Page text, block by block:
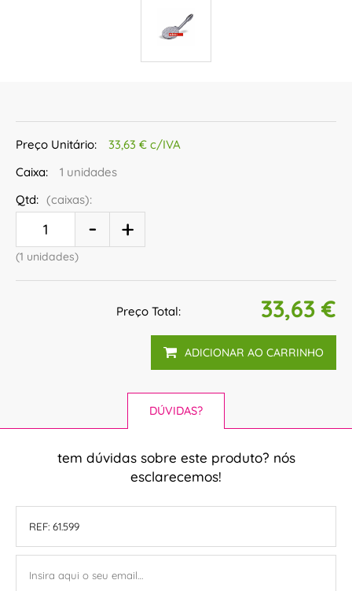
Preço Unitário:
33,63 € c/IVA
Caixa:
1 unidades
Qtd: (caixas):
(1 unidades)
Preço Total: 33,63 €
ADICIONAR AO CARRINHO
DÚVIDAS?
tem dúvidas sobre este produto? nós
esclarecemos!